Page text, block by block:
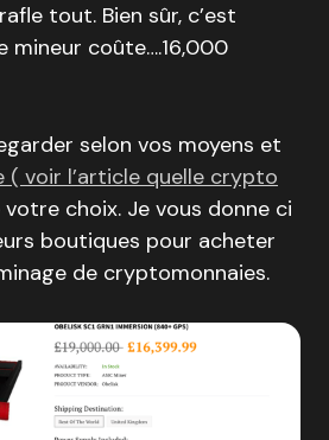
tout. Bien sûr, c’est
mineur coûte….16,000
selon vos moyens et
voir l’article quelle crypto
votre choix. Je vous donne ci
boutiques pour acheter
de cryptomonnaies.